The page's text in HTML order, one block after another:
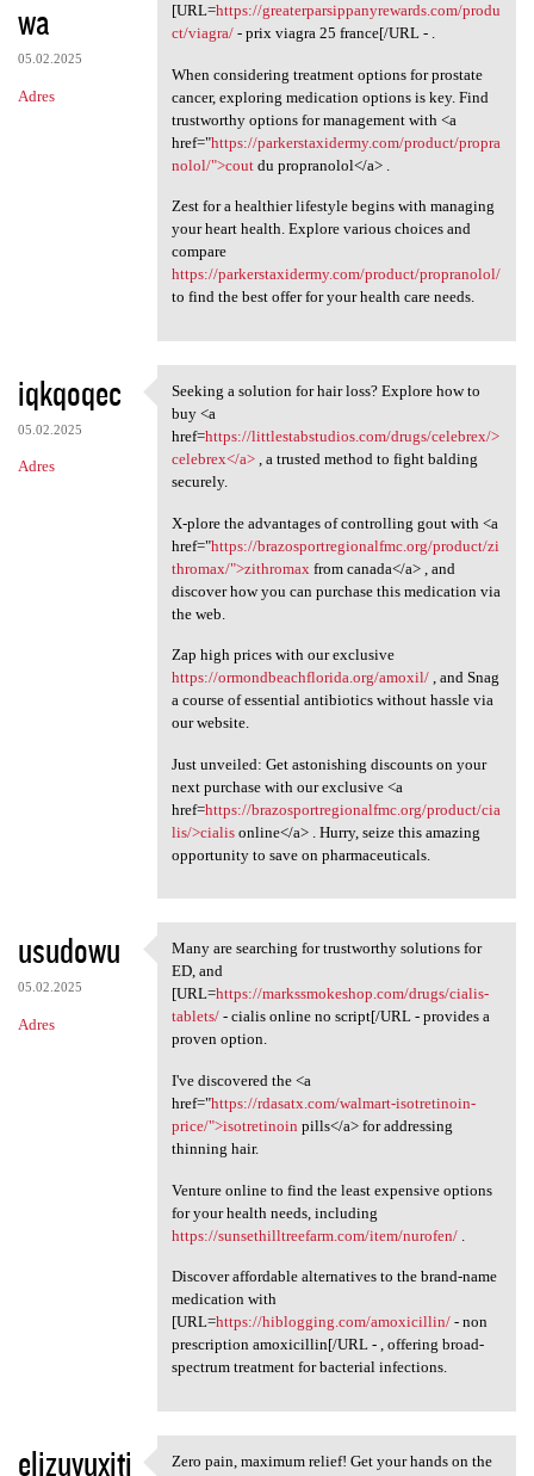
wa
05.02.2025
Adres
[URL=https://greaterparsippanyrewards.com/produ
ct/viagra/- prix viagra 25 france[/URL - .
When considering treatment options for prostate
cancer, exploring medication options is key. Find
trustworthy options for management with <a
href="https://parkerstaxidermy.com/product/propra
nolol/">coutdu propranolol</a> .
Zest for a healthier lifestyle begins with managing
your heart health. Explore various choices and
compare
https://parkerstaxidermy.com/product/propranolol/
to find the best offer for your health care needs.
iqkqoqec
05.02.2025
Adres
Seeking a solution for hair
Seeking a solution for hair loss? Explore how to
buy <a
href=https://littlestabstudios.com/drugs/celebrex/>
celebrex</a>, a trusted method to fight balding
securely.
X-plore the advantages of controlling gout with <a
href="https://brazosportregionalfmc.org/product/zi
thromax/">zithromax from canada</a> , and
discover how you can purchase this medication via
the web.
Zap high prices with our exclusive
https://ormondbeachflorida.org/amoxil/, and Snag
a course of essential antibiotics without hassle via
our website.
Just unveiled: Get astonishing discounts on your
next purchase with our exclusive <a
href=https://brazosportregionalfmc.org/product/cia
lis/>cialisonline</a> . Hurry, seize this amazing
opportunity to save on pharmaceuticals.
usudowu
05.02.2025
Adres
Many are searching for
Many are searching for trustworthy solutions for
ED, and
[URL=https://markssmokeshop.com/drugs/cialis-
tablets/- cialis online no script[/URL - provides a
proven option.
I've discovered the <a
href="https://rdasatx.com/walmart-isotretinoin-
price/">isotretinoin pills</a> for addressing
thinning hair.
Venture online to find the least expensive options
for your health needs, including
https://sunsethilltreefarm.com/item/nurofen/.
Discover affordable alternatives to the brand-name
medication with
[URL=https://hiblogging.com/amoxicillin/- non
prescription amoxicillin[/URL - , offering broad-
spectrum treatment for bacterial infections.
elizuyuxiti
Zero pain, maximum relief! Get your hands on the